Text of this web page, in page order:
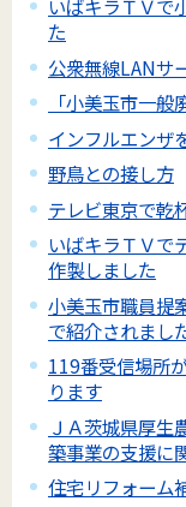
いばキラＴＶで
た
公衆無線LANサ
「小美玉市一
インフルエンザ
野鳥との接し方
テレビ東京で乾
いばキラＴＶで
作製しました
小美玉市職員提
で紹介されまし
119番受信場所
ります
ＪＡ茨城県厚生
築事業の支援に
住宅リフォーム